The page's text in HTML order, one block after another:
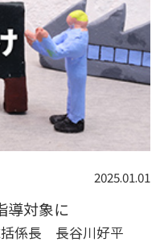
2025.01.01
導対象に
係長 長谷川好平